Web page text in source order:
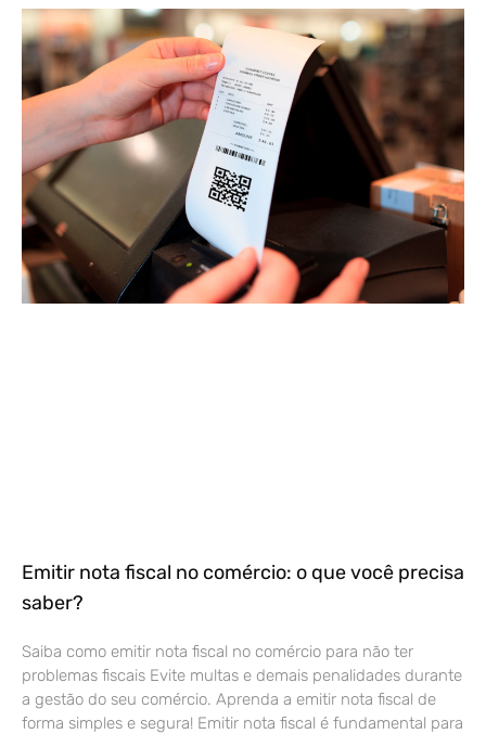
Emitir nota fiscal no comércio: o que você precisa
saber?
Saiba como emitir nota fiscal no comércio para não ter
problemas fiscais Evite multas e demais penalidades durante
a gestão do seu comércio. Aprenda a emitir nota fiscal de
forma simples e segura! Emitir nota fiscal é fundamental para